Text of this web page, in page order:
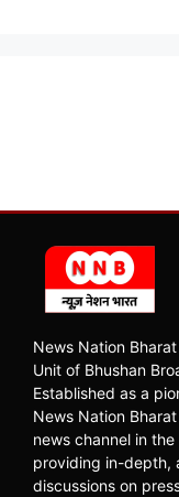
News Nation
Unit of Bhushan
Established as a
News Nation
news channel in
providing in-depth,
discussions on